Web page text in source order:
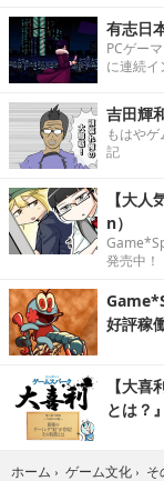
有志日
PCゲー
に連続イ
吉田輝
もはや
記
【大
n）
発売中！
好評稼
【大
とは？
ホーム › ゲーム文化 › そ